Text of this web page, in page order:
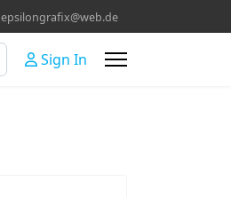
epsilongrafix@web.de
Sign In